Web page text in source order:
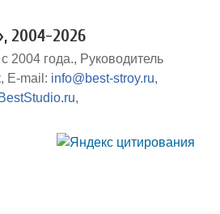
2004-2026
2004 года.
Руководитель
E-mail: info@best-stroy.ru
BestStudio.ru